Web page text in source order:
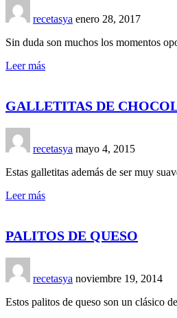
recetasya enero 28, 2017
Sin duda son muchos los momentos
Leer más
GALLETITAS DE
recetasya mayo 4, 2015
Estas galletitas además de ser muy
Leer más
PALITOS DE QUESO
recetasya noviembre 19, 2014
Estos palitos de queso son un clásico